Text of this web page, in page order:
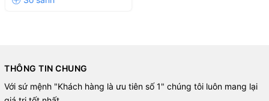
THÔNG TIN CHUNG
Với sứ mệnh "Khách hàng là ưu tiên số 1" chúng tôi luôn mang lại